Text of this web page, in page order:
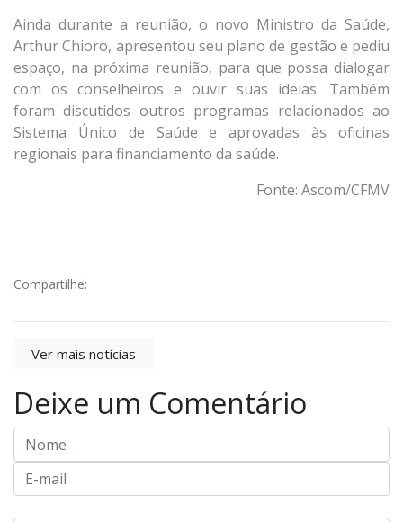
Ainda durante a reunião, o novo Ministro da Saúde,
Arthur Chioro, apresentou seu plano de gestão e pediu
espaço, na próxima reunião, para que possa dialogar
com os conselheiros e ouvir suas ideias. Também
foram discutidos outros programas relacionados ao
Sistema Único de Saúde e aprovadas às oficinas
regionais para financiamento da saúde.
Fonte: Ascom/CFMV
Compartilhe:
Ver mais notícias
Deixe um Comentário